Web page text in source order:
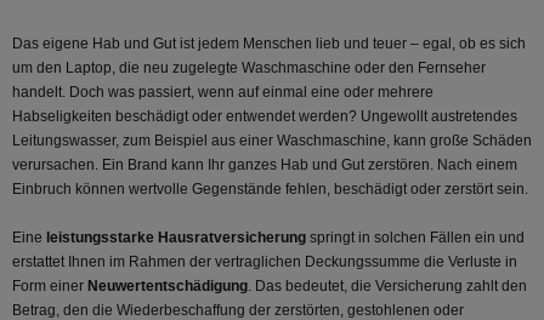
Das eigene Hab und Gut ist jedem Menschen lieb und teuer – egal, ob es sich
um den Laptop, die neu zugelegte Waschmaschine oder den Fernseher
handelt. Doch was passiert, wenn auf einmal eine oder mehrere
Habseligkeiten beschädigt oder entwendet werden? Ungewollt austretendes
Leitungswasser, zum Beispiel aus einer Waschmaschine, kann große Schäden
verursachen. Ein Brand kann Ihr ganzes Hab und Gut zerstören. Nach einem
Einbruch können wertvolle Gegenstände fehlen, beschädigt oder zerstört sein.
Eine leistungsstarke Hausratversicherung springt in solchen Fällen ein und
erstattet Ihnen im Rahmen der vertraglichen Deckungssumme die Verluste in
Form einer Neuwertentschädigung. Das bedeutet, die Versicherung zahlt den
Betrag, den die Wiederbeschaffung der zerstörten, gestohlenen oder